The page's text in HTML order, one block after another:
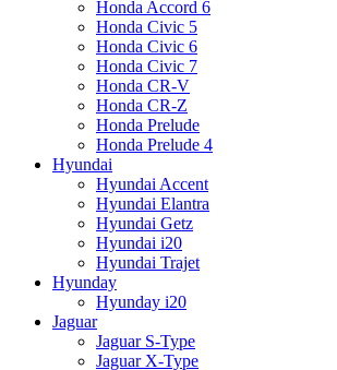
Honda Accord 6
Honda Civic 5
Honda Civic 6
Honda Civic 7
Honda CR-V
Honda CR-Z
Honda Prelude
Honda Prelude 4
Hyundai
Hyundai Accent
Hyundai Elantra
Hyundai Getz
Hyundai i20
Hyundai Trajet
Hyunday
Hyunday i20
Jaguar
Jaguar S-Type
Jaguar X-Type